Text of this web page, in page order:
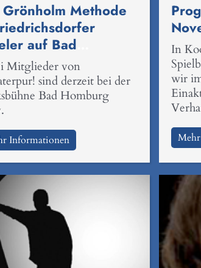
Methode
auf Bad
Volksbühne
Mitglieder von
sind derzeit bei der
Bad Homburg
Informationen
In
wir